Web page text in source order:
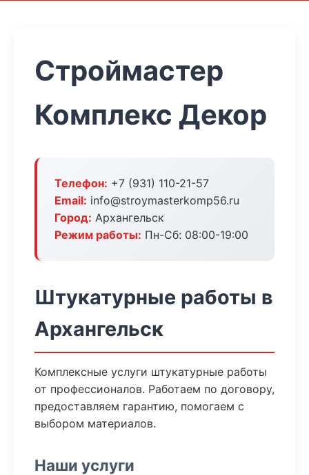
Строймастер
Комплекс Декор
Телефон: +7 (931) 110-21-57
Email: info@stroymasterkomp56.ru
Город: Архангельск
Режим работы: Пн-Сб: 08:00-19:00
Штукатурные работы в
Архангельск
Комплексные услуги штукатурные работы
от профессионалов. Работаем по договору,
предоставляем гарантию, помогаем с
выбором материалов.
Наши услуги